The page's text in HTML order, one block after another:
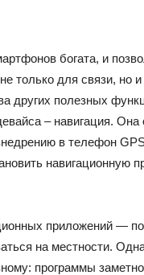
богата, и
только для связи, но
других полезных
– навигация. Она
в телефон G
навигационную
приложений —
на местности.
программы